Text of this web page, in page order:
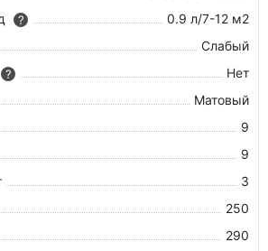
?
0.9 л/7-12 м2
Слабый
?
Нет
Матовый
9
9
3
250
290